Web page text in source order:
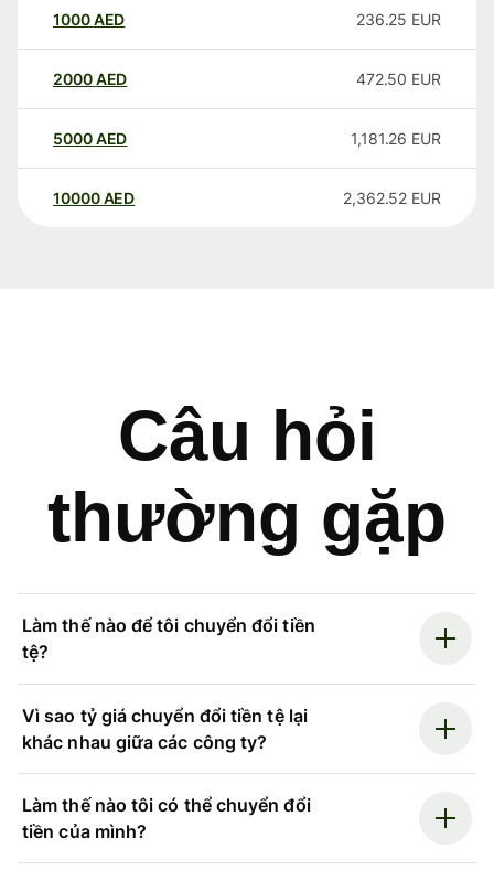
1000AED 236.25 EUR
2000AED 472.50 EUR
5000AED 1,181.26 EUR
10000 AED 2,362.52 EUR
Câu hỏi
thường gặp
Làm thế nào để tôi chuyển đổi tiền
tệ?
Vì sao tỷ giá chuyển đổi tiền tệ lại
khác nhau giữa các công ty?
Làm thế nào tôi có thể chuyển đổi
tiền của mình?